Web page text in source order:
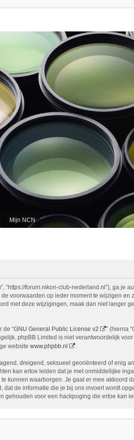
Mijn NCN
“https://forum.nikon-club-nederland.nl”), ga
voorwaarden op ieder moment te wijzigen
met deze wijzigingen, maak dan niet langer
de “GNU General Public License v2 ” (hierna
phpBB Limited is niet verantwoordelijk
website www.phpbb.nl .
dreigend, seksueel georiënteerd of enig
kan ertoe leiden dat je met onmiddellijke
waarborgen. Je gaat er mee akkoord
de informatie die je bij ons invoert wordt
gehouden voor een hackpoging die ertoe kan